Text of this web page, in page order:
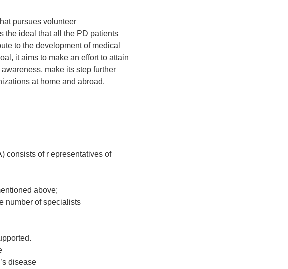
pursues volunteer
the ideal that all the PD patients
to the development of medical
it aims to make an effort to attain
make its step further
at home and abroad.
consists of r epresentatives of
above;
number of specialists
disease